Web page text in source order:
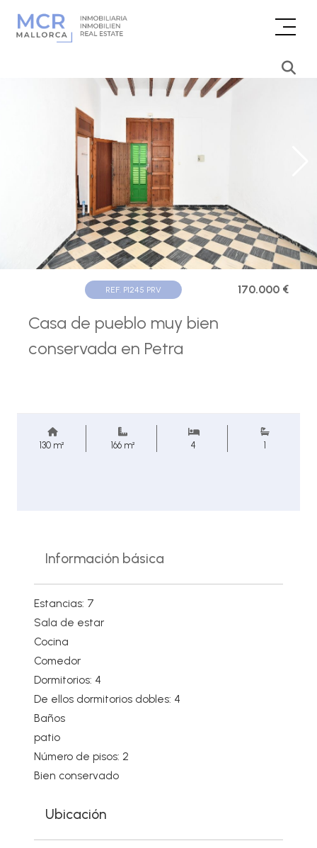
REF. P1245 PRV 170.000 €
Casa de pueblo muy bien
conservada en Petra
130 m² 166 m² 4 1
Información básica
Estancias: 7
Sala de estar
Cocina
Comedor
Dormitorios: 4
De ellos dormitorios dobles: 4
Baños
patio
Número de pisos: 2
Bien conservado
Ubicación